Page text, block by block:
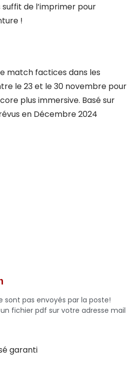
sont pas envoyés par la poste!
fichier pdf sur votre adresse mail
de l’imprimer pour
!
match factices dans les
le 23 et le 30 novembre pour
plus immersive. Basé sur
en Décembre 2024